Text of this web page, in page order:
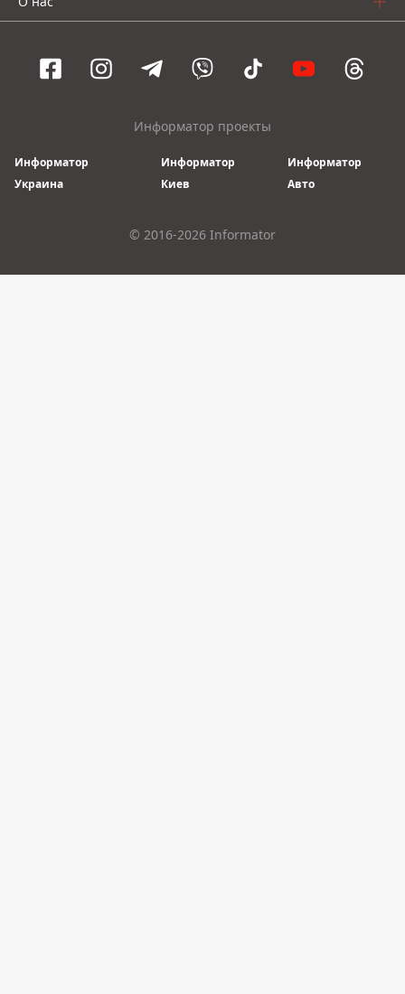
Информатор проекты
Информатор
Украина
Информатор
Киев
Информатор
Авто
© 2016-2026 Informator